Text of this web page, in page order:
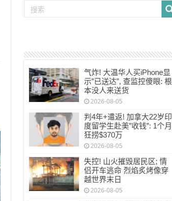
气炸! 大温华人买iPhone显
示”已送达”, 查监控傻眼: 根
本没人来送货
2026-08-05
判4年+遣返! 加拿大22岁印
度留学生赴美”收钱”: 1个月
狂捞$370万
2026-08-05
失控! 山火摧毁居民区; 情
侣开车逃命 烈焰炙烤像穿
越世界末日
2026-08-05